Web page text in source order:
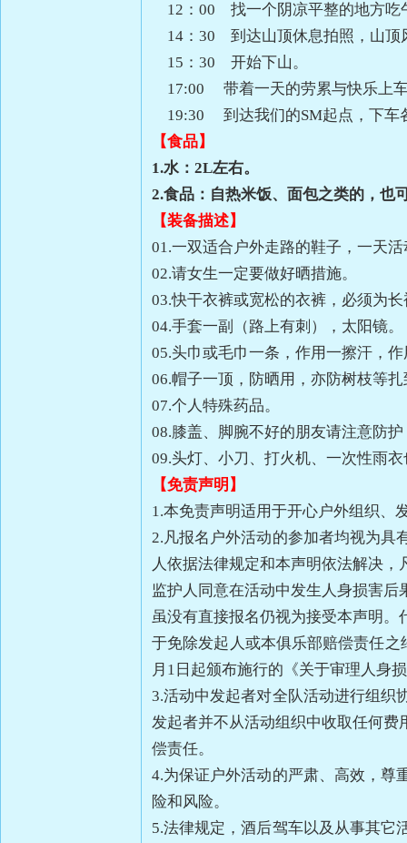
12：00 找一个阴凉平整的地方吃
14：30 到达山顶休息拍照，山顶
15：30 开始下山。
17:00 带着一天的劳累与快乐上
19:30 到达我们的SM起点，下车
【食品】
1.水：2L左右。
2.食品：自热米饭、面包之类的，也
【装备描述】
01.一双适合户外走路的鞋子，一天
02.请女生一定要做好晒措施。
03.快干衣裤或宽松的衣裤，必须
04.手套一副（路上有刺），太阳镜
05.头巾或毛巾一条，作用一擦汗
06.帽子一顶，防晒用，亦防树枝
07.个人特殊药品。
08.膝盖、脚腕不好的朋友请注意防
09.头灯、小刀、打火机、一次性雨
【免责声明】
1.本免责声明适用于开心户外组织、
2.凡报名户外活动的参加者均视为具
人依据法律规定和本声明依法解决
监护人同意在活动中发生人身损害
虽没有直接报名仍视为接受本声明
于免除发起人或本俱乐部赔偿责任
月1日起颁布施行的《关于审理人身
3.活动中发起者对全队活动进行组织
发起者并不从活动组织中收取任何
偿责任。
4.为保证户外活动的严肃、高效，尊
险和风险。
5.法律规定，酒后驾车以及从事其它